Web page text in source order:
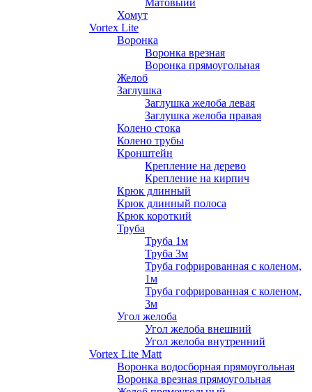
Матовыйй
Хомут
Vortex Lite
Воронка
Воронка врезная
Воронка прямоугольная
Желоб
Заглушка
Заглушка желоба левая
Заглушка желоба правая
Колено стока
Колено трубы
Кронштейн
Крепление на дерево
Крепление на кирпич
Крюк длинный
Крюк длинный полоса
Крюк короткий
Труба
Труба 1м
Труба 3м
Труба гофрированная с коленом,
1м
Труба гофрированная с коленом,
3м
Угол желоба
Угол желоба внешний
Угол желоба внутренний
Vortex Lite Matt
Воронка водосборная прямоугольная
Воронка врезная прямоугольная